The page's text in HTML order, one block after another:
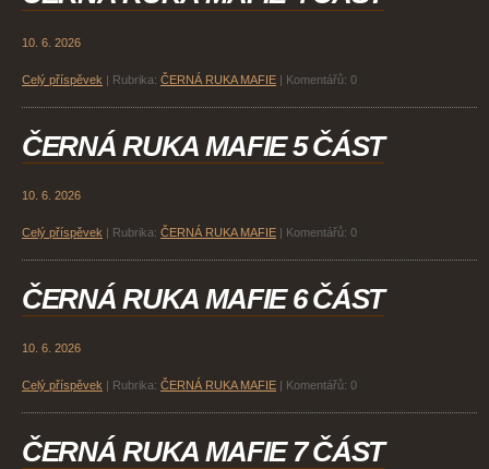
10. 6. 2026
Celý příspěvek | Rubrika: ČERNÁ RUKA MAFIE | Komentářů: 0
ČERNÁ RUKA MAFIE 5 ČÁST
10. 6. 2026
Celý příspěvek | Rubrika: ČERNÁ RUKA MAFIE | Komentářů: 0
ČERNÁ RUKA MAFIE 6 ČÁST
10. 6. 2026
Celý příspěvek | Rubrika: ČERNÁ RUKA MAFIE | Komentářů: 0
ČERNÁ RUKA MAFIE 7 ČÁST